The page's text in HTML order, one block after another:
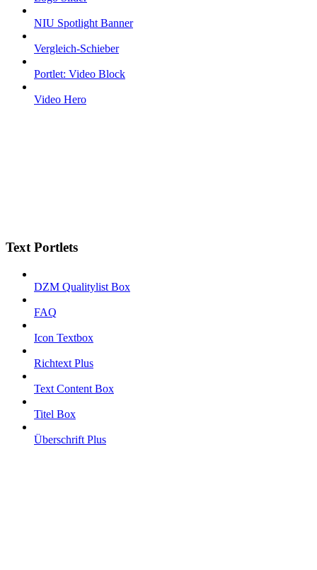
NIU Spotlight Banner
Vergleich-Schieber
Portlet: Video Block
Video Hero
Text Portlets
DZM Qualitylist Box
FAQ
Icon Textbox
Richtext Plus
Text Content Box
Titel Box
Überschrift Plus